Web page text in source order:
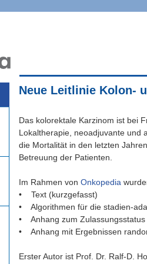
Neue Leitlinie Kolon-
Das kolorektale Karzinom ist bei
Lokaltherapie, neoadjuvante und
die Mortalität in den letzten
Betreuung der Patienten.
Im Rahmen von Onkopedia
• Text (kurzgefasst)
• Algorithmen für die stadien-
• Anhang zum
• Anhang mit Ergebnissen
Erster Autor ist Prof. Dr. Ralf-D.